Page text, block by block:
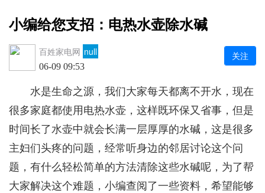
小编给您支招：电热水壶除水碱
百姓家电网 null
06-09 09:53
关注
水是生命之源，我们大家每天都离不开水，现在
很多家庭都使用电热水壶，这样既环保又省事，但是
时间长了水壶中就会长满一层厚厚的水碱，这是很多
主妇们头疼的问题，经常听身边的邻居讨论这个问
题，有什么轻松简单的方法清除这些水碱呢，为了帮
大家解决这个难题，小编查阅了一些资料，希望能够